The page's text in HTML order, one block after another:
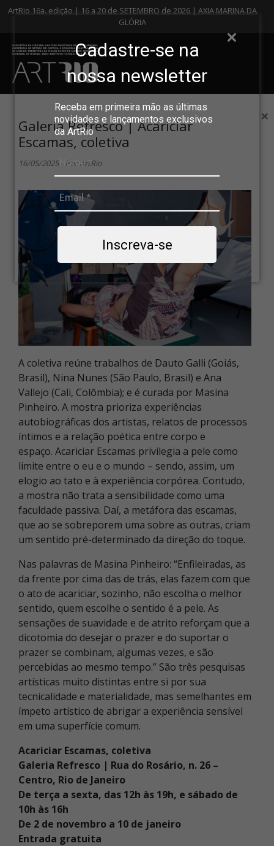
Cadastre-se na
nossa newsletter
Receba em primeira mão as últimas
novidades e lançamentos exclusivos
da ArtRio
Inscreva-se
ArtRio 16a. edição | 16 a 20 de SETEMBRO de 2026 | AXIA MARINA DA
GLÓRIA
×
Galeria Refresco | Acariciar
Escamas, coletiva
16/05/2025 - Por ArtRio
A coletiva reúne trabalhos de Dauto Galli (Goiás,
Brasil), Nina Nunes (São Paulo, Brasil) e Ana
Vallejo (Cali, Colômbia); e é curada por Masina
Pinheiro. A mostra prioriza experiências
autobiográficas dos artistas, relatos de processos
íntimos e a relação poética entre corpo e
espaço. Acariciar Escamas privilegia a pele como
limite entre o eu e o mundo – sendo, assim, um
elogio ao tato e à experiência corpórea. Contudo,
a mostra não trata a sensibilidade como uma
faculdade passiva. Daí, a metáfora das escamas,
que ao se sobreporem uma sobre as outras, criam
um sentido pré-determinado da direção do toque.
Nas palavras de Masina Pinheiro: “Enfileiradas, as
da frente por cima das de trás, elas fazem com que
o ato de acariciar, sozinho, não escolha o melhor
sentido, quem escolhe o sentido é a pele. As
sensações de suavidade e de atrito reforçam que a
dicotomia do desejar o prazer e do suportar o
prazer se combinam, algumas vezes, e são
percebidas ao mesmo tempo.” São três pesquisas
artísticas muito distintas entre si por sua
tecnicalidade e materialidade, mas semelhantes em
ímpeto artístico de abrigar a experiência sensível
em uma superfície comum.
Acariciar Escamas, coletiva
Galeria Refresco | Rua do Rosário, n. 26 –
Centro, Rio de Janeiro
De terça a sexta, das 12h às 19h, e sábado de
10h às 16h
De 2 de novembro a 10 de janeiro
Entrada gratuita